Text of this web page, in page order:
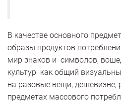
В качестве основного
образы продуктов
мир знаков и символов,
культур как общий
на разовые вещи, дешевизне,
предметах массового